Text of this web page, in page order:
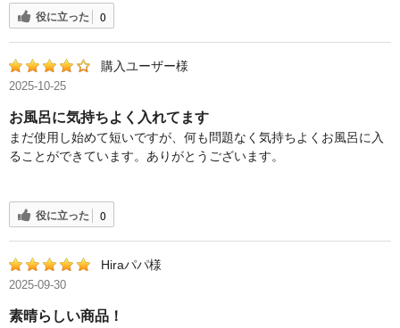
役に立った 0
購入ユーザー様
2025-10-25
お風呂に気持ちよく入れてます
まだ使用し始めて短いですが、何も問題なく気持ちよくお風呂に入
ることができています。ありがとうございます。
役に立った 0
Hiraパパ様
2025-09-30
素晴らしい商品！